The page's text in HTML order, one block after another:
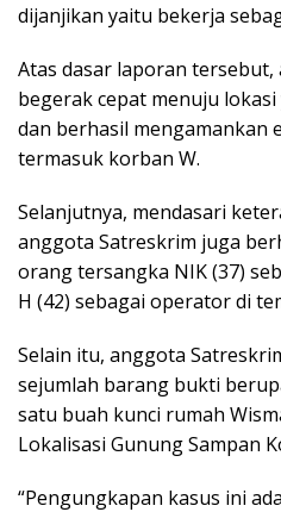
dijanjikan yaitu bekerja
Atas dasar laporan
begerak cepat menuju
dan berhasil mengamankan
termasuk korban W.
Selanjutnya, mendasari
anggota Satreskrim juga
orang tersangka NIK (37)
H (42) sebagai operator di
Selain itu, anggota
sejumlah barang bukti
satu buah kunci rumah
Lokalisasi Gunung Sampan
“Pengungkapan kasus ini